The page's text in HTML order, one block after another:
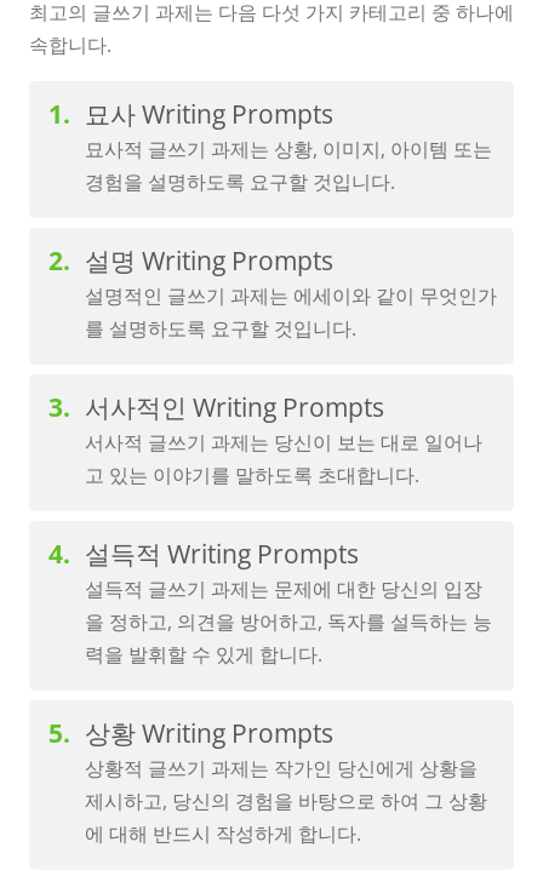
최고의 글쓰기 과제는 다음 다섯 가지 카테고리 중 하나에
속합니다.
묘사 Writing Prompts
묘사적 글쓰기 과제는 상황, 이미지, 아이템 또는
경험을 설명하도록 요구할 것입니다.
설명 Writing Prompts
설명적인 글쓰기 과제는 에세이와 같이 무엇인가
를 설명하도록 요구할 것입니다.
서사적인 Writing Prompts
서사적 글쓰기 과제는 당신이 보는 대로 일어나
고 있는 이야기를 말하도록 초대합니다.
설득적 Writing Prompts
설득적 글쓰기 과제는 문제에 대한 당신의 입장
을 정하고, 의견을 방어하고, 독자를 설득하는 능
력을 발휘할 수 있게 합니다.
상황 Writing Prompts
상황적 글쓰기 과제는 작가인 당신에게 상황을
제시하고, 당신의 경험을 바탕으로 하여 그 상황
에 대해 반드시 작성하게 합니다.